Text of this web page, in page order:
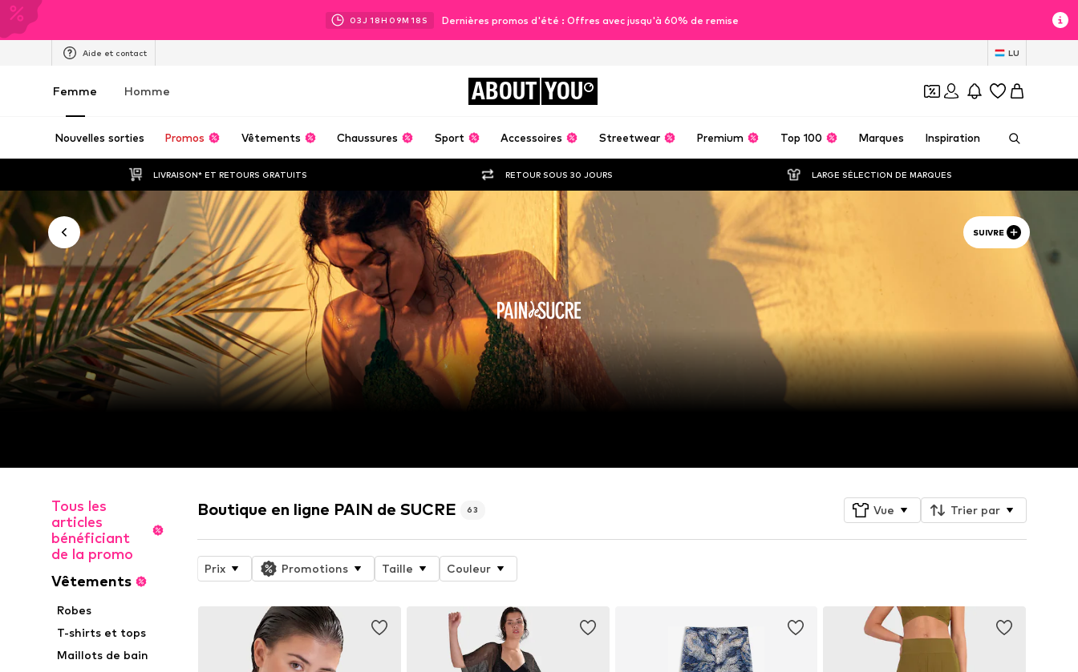
03J 18H 09M 16 S Dernières promos d'été : Offres avec jusqu'à 60% de remise
Aide et contact LU
Femme Homme ABOUT YOU
Nouvelles sorties Promos Vêtements Chaussures Sport Accessoires Streetwear Premium Top 100 Marques Inspiration
LIVRAISON* ET RETOURS GRATUITS RETOUR SOUS 30 JOURS LARGE SÉLECTION DE MARQUES
SUIVRE
Tous les
articles
bénéficiant
de la promo
Vêtements
Robes
T-shirts et tops
Maillots de bain
Boutique en ligne PAIN de SUCRE 63 Vue Trier par
Prix Promotions Taille Couleur